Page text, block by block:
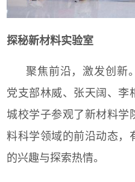
探秘新材料实验室
聚焦前沿，激发创新
党支部林威、张天阔、李
城校学子参观了新材料学
料科学领域的前沿动态，
的兴趣与探索热情。